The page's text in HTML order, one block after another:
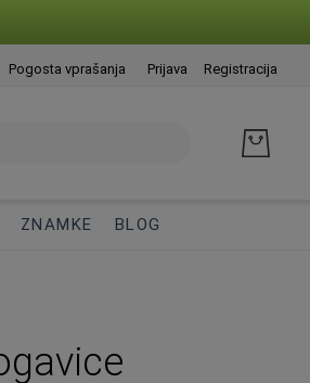
na
Pogosta vprašanja Prijava Registracija
ZNAMKE BLOG